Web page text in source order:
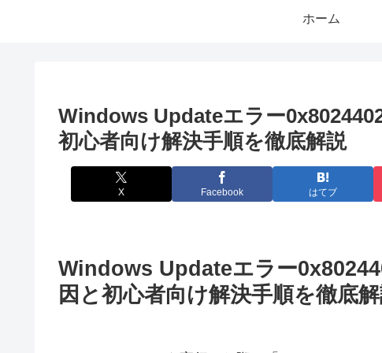
ホーム
Windows Updateエラー
初心者向け解決手順を徹底解説
X Facebook はてブ
Windows Updateエラー
因と初心者向け解決手順を徹底